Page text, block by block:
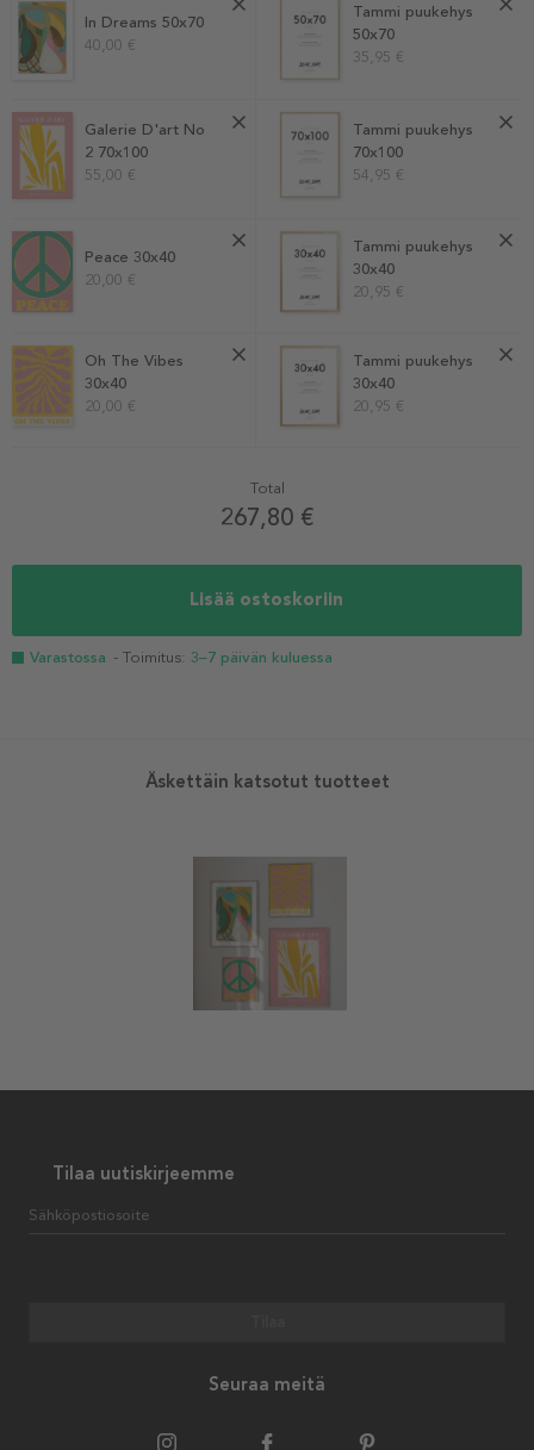
In Dreams 50x70
40,00 €
Tammi puukehys
50x70
35,95 €
Galerie D'art No
2 70x100
55,00 €
Tammi puukehys
70x100
54,95 €
Peace 30x40
20,00 €
Tammi puukehys
30x40
20,95 €
Oh The Vibes
30x40
20,00 €
Tammi puukehys
30x40
20,95 €
Total
267,80 €
Lisää ostoskoriin
Varastossa - Toimitus: 3–7 päivän kuluessa
Äskettäin katsotut tuotteet
Tilaa uutiskirjeemme
Sähköpostiosoite
Seuraa meitä